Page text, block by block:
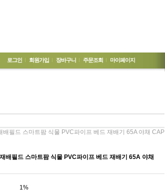
로그인 회원가입 장바구니 주문조회 마이페이지
배필드 스마트팜 식물 PVC파이프 베드 재배기 65A 야채 CAP
배필드 스마트팜 식물 PVC파이프 베드 재배기 65A 야채
1%